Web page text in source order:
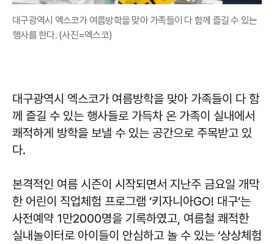
대구광역시 엑스코가 여름방학을 맞아 가족들이 다 함께 즐길 수 있는
행사를 한다. (사진=엑스코)
대구광역시 엑스코가 여름방학을 맞아 가족들이 다 함
께 즐길 수 있는 행사들로 가득차 온 가족이 실내에서
쾌적하게 방학을 보낼 수 있는 공간으로 주목받고 있
다.
본격적인 여름 시즌이 시작되면서 지난주 금요일 개막
한 어린이 직업체험 프로그램 ‘키자니아GO! 대구’는
사전예약 1만2000명을 기록하였고, 여름철 쾌적한
실내놀이터로 아이들이 안심하고 놀 수 있는 ‘상상체험